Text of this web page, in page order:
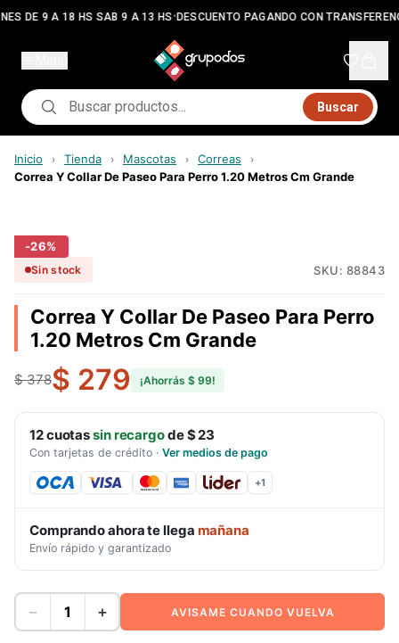
DE 9 A 18 HS SAB 9 A 13 HS•DESCUENTO PAGANDO CON
Buscar
Inicio › Tienda › Mascotas › Correas ›
Correa Y Collar De Paseo Para Perro 1.20 Metros Cm Grande
-26%
Sin stock SKU: 88843
Correa Y Collar De Paseo Para Perro
1.20 Metros Cm Grande
$ 378$ 279 ¡Ahorrás $ 99!
12cuotassin recargode$ 23
Con tarjetas de crédito · Ver medios de pago
+1
Comprando ahora te llega mañana
Envío rápido y garantizado
− + AVISAME CUANDO VUELVA